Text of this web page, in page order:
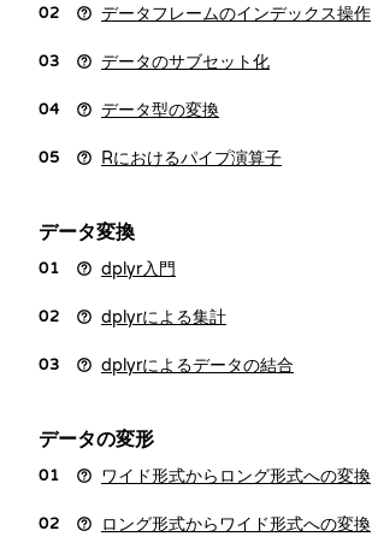
02 データフレームのインデックス操作
03 データのサブセット化
04 データ型の変換
05 Rにおけるパイプ演算子
データ変換
01
dplyr入門
02 dplyrによる集計
03 dplyrによるデータの結合
データの変形
01
ワイド形式からロング形式への変換
02 ロング形式からワイド形式への変換